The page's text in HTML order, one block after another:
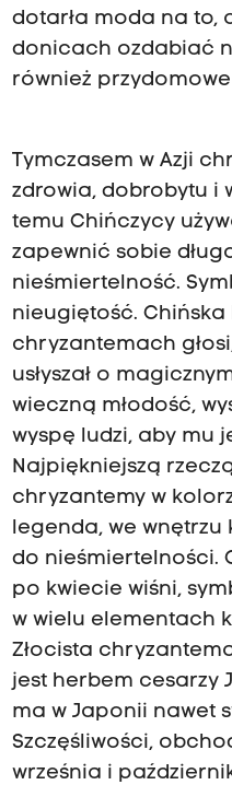
dotarła moda na to,
donicach ozdabiać
również
Tymczasem w Azji
zdrowia, dobrobytu i
temu Chińczycy
zapewnić sobie
nieśmiertelność.
nieugiętość.
chryzantemach
usłyszał o
wieczną młodość,
wyspę ludzi, aby mu
Najpiękniejszą
chryzantemy w
legenda, we wnętrzu
do nieśmiertelności.
po kwiecie wiśni,
w wielu elementach
Złocista
jest herbem cesarzy
ma w Japonii nawet
Szczęśliwości,
września i